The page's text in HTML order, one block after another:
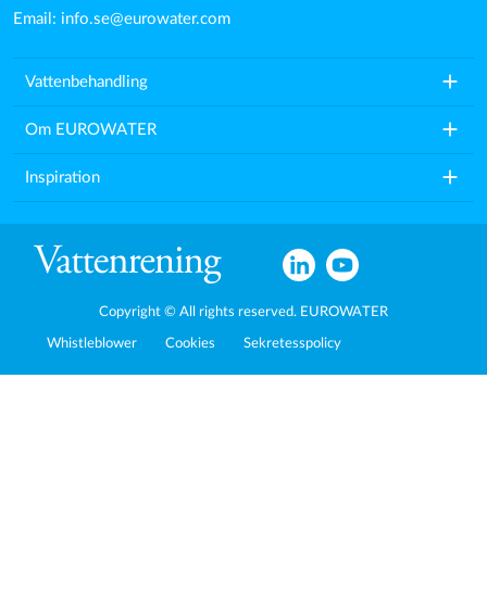
Email: info.se@eurowater.com
Vattenbehandling add
Om EUROWATER add
Inspiration add
Copyright © All rights reserved. EUROWATER
Whistleblower Cookies Sekretesspolicy